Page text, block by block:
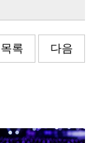
목록 다음